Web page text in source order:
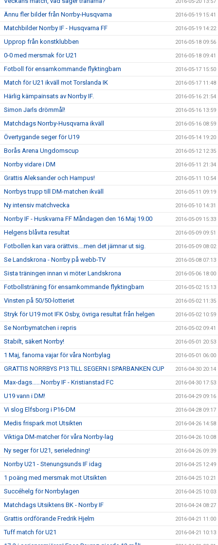
Ännu fler bilder från Norrby-Husqvarna 2016-05-19 15:41
Matchbilder Norrby IF - Husqvarna FF 2016-05-19 14:22
Upprop från konstklubben 2016-05-18 09:56
0-0 med mersmak för U21 2016-05-18 09:41
Fotboll för ensamkommande flyktingbarn 2016-05-17 15:50
Match för U21 ikväll mot Torslanda IK 2016-05-17 11:48
Härlig kämpainsats av Norrby IF. 2016-05-16 21:54
Simon Jarls drömmål! 2016-05-16 13:59
Matchdags Norrby-Husqvarna ikväll 2016-05-16 08:59
Övertygande seger för U19 2016-05-14 19:20
Borås Arena Ungdomscup 2016-05-12 12:35
Norrby vidare i DM 2016-05-11 21:34
Grattis Aleksander och Hampus! 2016-05-11 10:54
Norrbys trupp till DM-matchen ikväll 2016-05-11 09:19
Ny intensiv matchvecka 2016-05-10 14:31
Norrby IF - Huskvarna FF Måndagen den 16 Maj 19.00 2016-05-09 15:33
Helgens blåvita resultat 2016-05-09 09:51
Fotbollen kan vara orättvis....men det jämnar ut sig. 2016-05-09 08:02
Se Landskrona - Norrby på webb-TV 2016-05-08 07:13
Sista träningen innan vi möter Landskrona 2016-05-06 18:00
Fotbollsträning för ensamkommande flyktingbarn 2016-05-02 15:13
Vinsten på 50/50-lotteriet 2016-05-02 11:35
Stryk för U19 mot IFK Osby, övriga resultat från helgen 2016-05-02 10:59
Se Norrbymatchen i repris 2016-05-02 09:41
Stabilt, säkert Norrby! 2016-05-01 20:53
1 Maj, fanorna vajar för våra Norrbylag 2016-05-01 06:00
GRATTIS NORRBYS P13 TILL SEGERN I SPARBANKEN CUP 2016-04-30 20:14
Max-dags......Norrby IF - Kristianstad FC 2016-04-30 17:53
U19 vann i DM! 2016-04-29 09:16
Vi slog Elfsborg i P16-DM 2016-04-28 09:17
Medis frispark mot Utsikten 2016-04-26 14:58
Viktiga DM-matcher för våra Norrby-lag 2016-04-26 10:08
Ny seger för U21, serieledning! 2016-04-26 09:39
Norrby U21 - Stenungsunds IF idag 2016-04-25 12:49
1 poäng med mersmak mot Utsikten 2016-04-25 10:21
Succéhelg för Norrbylagen 2016-04-25 10:03
Matchdags Utsiktens BK - Norrby IF 2016-04-24 08:27
Grattis ordförande Fredrik Hjelm 2016-04-21 11:00
Tuff match för U21 2016-04-21 10:13